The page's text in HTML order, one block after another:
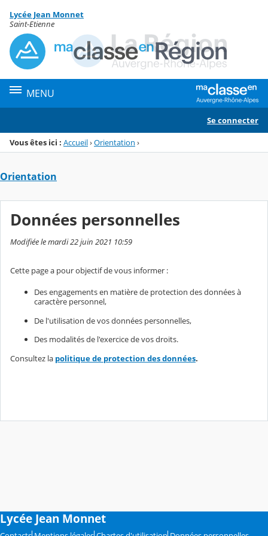
Menu de la rubrique
Contenu
Lycée Jean Monnet
Saint-Etienne
MENU
Se connecter
Vous êtes ici : Accueil›Orientation ›
Orientation
Données personnelles
Modifiée le mardi 22 juin 2021 10:59
Cette page a pour objectif de vous informer :
Des engagements en matière de protection des données à
caractère personnel,
De l'utilisation de vos données personnelles,
Des modalités de l'exercice de vos droits.
Consultez la politique de protection des données.
Lycée Jean Monnet